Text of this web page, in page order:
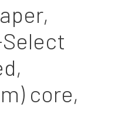
Select
core,